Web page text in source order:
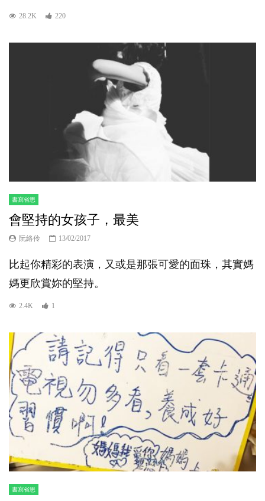
28.2K 220
書寫省思
會堅持的女孩子，最美
阮絡伶 13/02/2017
比起你精彩的表演，又或是那張可愛的面珠，其實媽
媽更欣賞妳的堅持。
2.4K 1
書寫省思